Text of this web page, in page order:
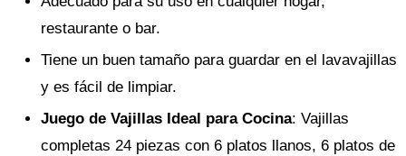
restaurante o bar.
Tiene un buen tamaño para guardar en el lavavajillas
y es fácil de limpiar.
Juego de Vajillas Ideal para Cocina: Vajillas
completas 24 piezas con 6 platos llanos, 6 platos de